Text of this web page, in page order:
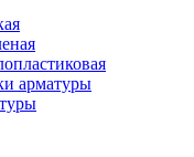
арматуры